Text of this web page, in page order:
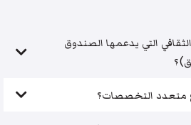
التي يدعمها الصندوق
متعدد التخصصات؟